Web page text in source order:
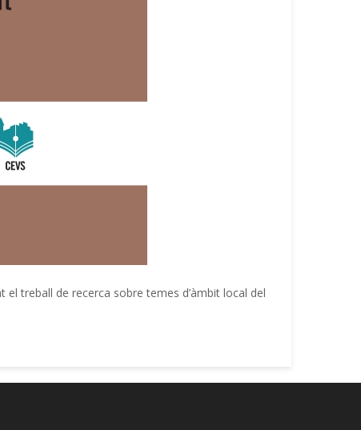
treball de recerca sobre temes d’àmbit local del